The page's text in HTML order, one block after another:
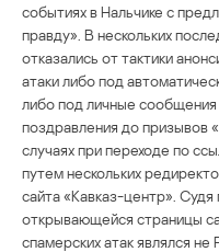
событиях в Нальчике с
правду». В нескольких
отказались от тактики
атаки либо под
либо под личные сообщения
поздравления до призывов
случаях при переходе по
путем нескольких
сайта «Кавказ-центр». Судя
открывающейся страницы
спамерских атак являлся не